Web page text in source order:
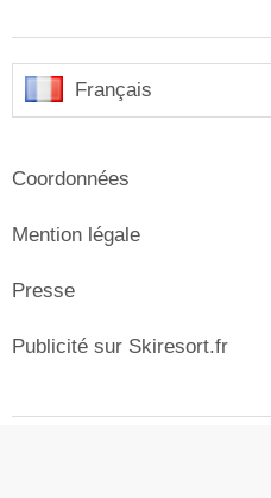
Français
Coordonnées
Mention légale
Presse
Publicité sur Skiresort.fr